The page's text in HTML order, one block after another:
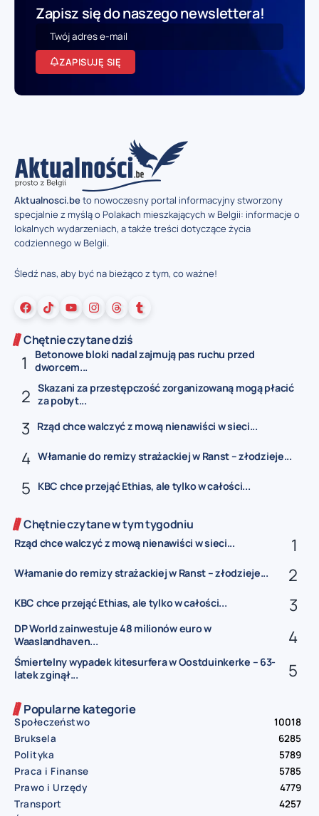
Zapisz się do naszego newslettera!
ZAPISUJĘ SIĘ
Aktualnosci.beto nowoczesny portal informacyjny stworzony
specjalnie z myślą o Polakach mieszkających w Belgii: informacje o
lokalnych wydarzeniach, a także treści dotyczące życia
codziennego w Belgii.
Śledź nas, aby być na bieżąco z tym, co ważne!
Chętnie czytane dziś
Betonowe bloki nadal zajmują pas ruchu przed
dworcem...
Skazani za przestępczość zorganizowaną mogą płacić
za pobyt...
Rząd chce walczyć z mową nienawiści w sieci...
Włamanie do remizy strażackiej w Ranst – złodzieje...
KBC chce przejąć Ethias, ale tylko w całości...
Chętnie czytane w tym tygodniu
Rząd chce walczyć z mową nienawiści w sieci...
Włamanie do remizy strażackiej w Ranst – złodzieje...
KBC chce przejąć Ethias, ale tylko w całości...
DP World zainwestuje 48 milionów euro w
Waaslandhaven...
Śmiertelny wypadek kitesurfera w Oostduinkerke – 63-
latek zginął...
Popularne kategorie
Społeczeństwo
10018
Bruksela
6285
Polityka
5789
Praca i Finanse
5785
Prawo i Urzędy
4779
Transport
4257